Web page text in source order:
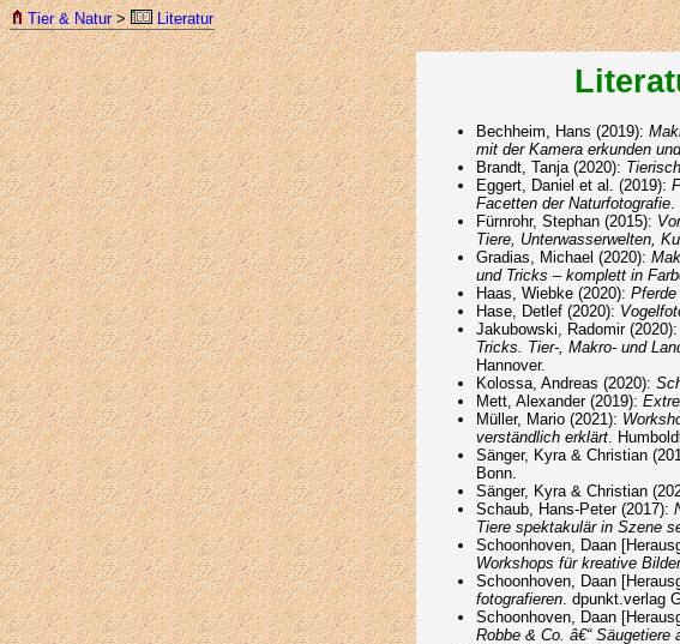
Tier & Natur> Literatur
Bechheim, Hans (2019):
mit der Kamera erkunden
Brandt, Tanja (2020):
Eggert, Daniel et al. (2019):
Facetten der Naturfotografie
Fürnrohr, Stephan (2015):
Tiere, Unterwasserwelten,
Gradias, Michael (2020):
und Tricks – komplett in
Haas, Wiebke (2020):
Hase, Detlef (2020):
Jakubowski, Radomir (2020):
Tricks. Tier-, Makro- und
Hannover.
Kolossa, Andreas (2020):
Mett, Alexander (2019):
Müller, Mario (2021):
verständlich erklärt .
Sänger, Kyra & Christian
Bonn.
Sänger, Kyra & Christian
Schaub, Hans-Peter (2017):
Tiere spektakulär in Szene
Schoonhoven, Daan
Workshops für kreative Bilder
Schoonhoven, Daan
fotografieren . dpunkt.verlag
Schoonhoven, Daan
Robbe & Co. â€“